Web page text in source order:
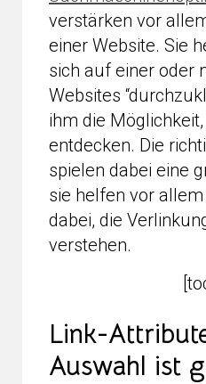
verstärken vor
einer Website. Sie
sich auf einer oder
Websites
ihm die
entdecken. Die
spielen dabei eine
sie helfen vor
dabei, die
verstehen.
Link-
Auswahl ist